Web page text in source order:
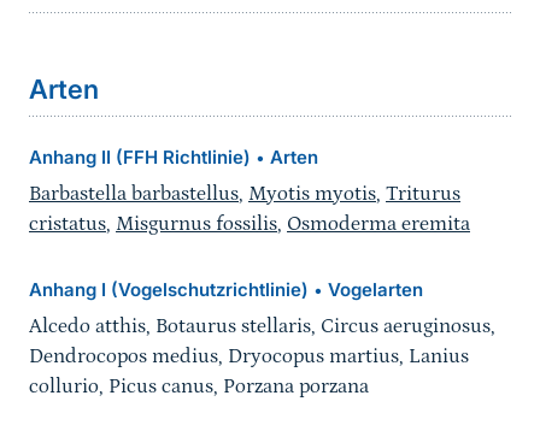
Arten
Anhang II (FFH Richtlinie) • Arten
Barbastella barbastellus, Myotis myotis, Triturus
cristatus, Misgurnus fossilis, Osmoderma eremita
Anhang I (Vogelschutzrichtlinie) • Vogelarten
Alcedo atthis, Botaurus stellaris, Circus aeruginosus,
Dendrocopos medius, Dryocopus martius, Lanius
collurio, Picus canus, Porzana porzana